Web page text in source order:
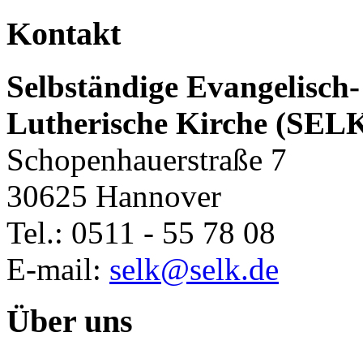
Kontakt
Selbständige Evangelisch-
Lutherische Kirche
Schopenhauerstraße 7
30625 Hannover
Tel.: 0511 - 55 78 08
E-mail: selk@selk.de
Über uns